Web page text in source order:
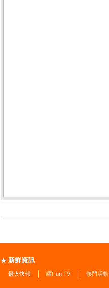
新鮮資訊
最火快報 曜Fun TV 熱門活動